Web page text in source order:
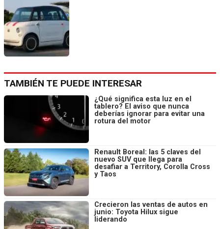
TAMBIÉN TE PUEDE INTERESAR
¿Qué significa esta luz en el
tablero? El aviso que nunca
deberías ignorar para evitar una
rotura del motor
Renault Boreal: las 5 claves del
nuevo SUV que llega para
desafiar a Territory, Corolla Cross
y Taos
Crecieron las ventas de autos en
junio: Toyota Hilux sigue
liderando